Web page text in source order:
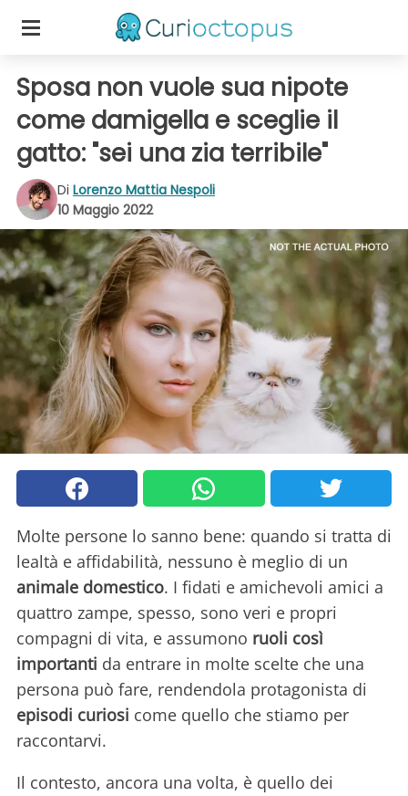
Sposa non vuole sua nipote
come damigella e sceglie il
gatto: "sei una zia terribile"
Di Lorenzo Mattia Nespoli
10 Maggio 2022
Molte persone lo sanno bene: quando si tratta di
lealtà e affidabilità, nessuno è meglio di un
animale domestico. I fidati e amichevoli amici a
quattro zampe, spesso, sono veri e propri
compagni di vita, e assumono ruoli così
importanti da entrare in molte scelte che una
persona può fare, rendendola protagonista di
episodi curiosi come quello che stiamo per
raccontarvi.
Il contesto, ancora una volta, è quello dei